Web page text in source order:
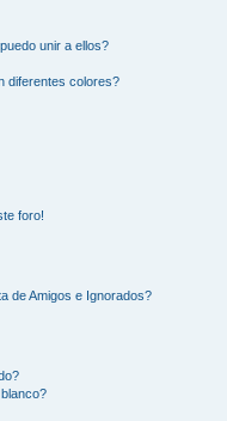
unir a ellos?
diferentes colores?
foro!
de Amigos e Ignorados?